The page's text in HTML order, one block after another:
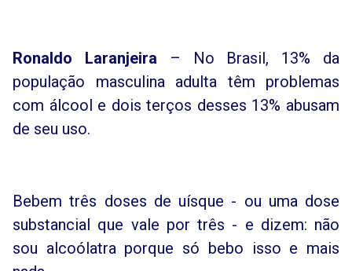
Ronaldo Laranjeira – No Brasil, 13% da
população masculina adulta têm problemas
com álcool e dois terços desses 13% abusam
de seu uso.
Bebem três doses de uísque - ou uma dose
substancial que vale por três - e dizem: não
sou alcoólatra porque só bebo isso e mais